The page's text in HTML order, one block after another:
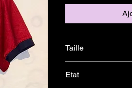
Taille
Etat